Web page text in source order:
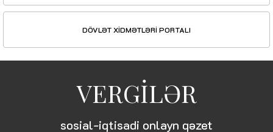
DÖVLƏT XİDMƏTLƏRİ PORTALI
VERGİLƏR
sosial-iqtisadi onlayn qəzet